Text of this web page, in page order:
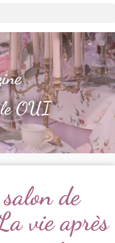
le OUI
de
vie après